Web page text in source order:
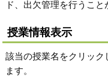
ド、出欠管理を行うこと
授業情報表示
該当の授業名をクリッ
ます。